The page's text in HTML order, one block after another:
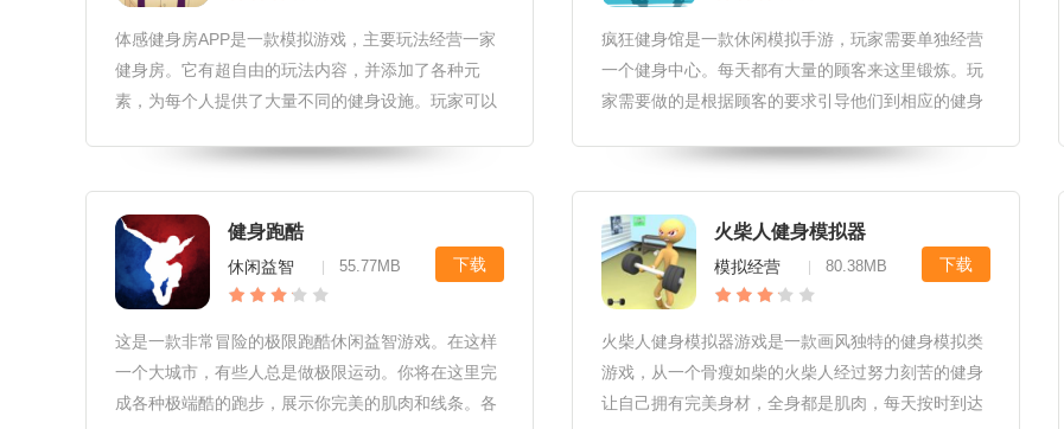
体感健身房APP​是一款模拟游戏，主要玩法经营一家
健身房。它有超自由的玩法内容，并添加了各种元
素，为每个人提供了大量不同的健身设施。玩家可以
丰富的金币和奖励。用这些金币不断扩大和升级健身
房的规模，尽情享受吧。
疯狂健身馆是一款休闲模拟手游，玩家需要单独经营
一个健身中心。每天都有大量的顾客来这里锻炼。玩
家需要做的是根据顾客的要求引导他们到相应的健身
仅仅健身是不够的。您还需要定期举办体育赛事，并
设立一定的奖金来吸引更多的客
健身跑酷
休闲益智 55.77MB 下载
这是一款非常冒险的极限跑酷休闲益智游戏。在这样
一个大城市，有些人总是做极限运动。你将在这里完
成各种极端酷的跑步，展示你完美的肌肉和线条。各
火柴人健身模拟器
模拟经营 80.38MB 下载
火柴人健身模拟器游戏是一款画风独特的健身模拟类
游戏，从一个骨瘦如柴的火柴人经过努力刻苦的健身
让自己拥有完美身材，全身都是肌肉，每天按时到达